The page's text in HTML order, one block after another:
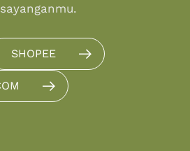
SHOPEE